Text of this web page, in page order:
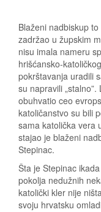
Blaženi nadbiskup
zadržao u župskim
nisu imala nameru
hrišćansko-
pokrštavanja uradili
su napravili
obuhvatio ceo
katoličanstvo su bili
sama katolička vera
stajao je blaženi
Stepinac.
Šta je Stepinac
pokolja nedužnih
katolički kler nije
svoju hrvatsku